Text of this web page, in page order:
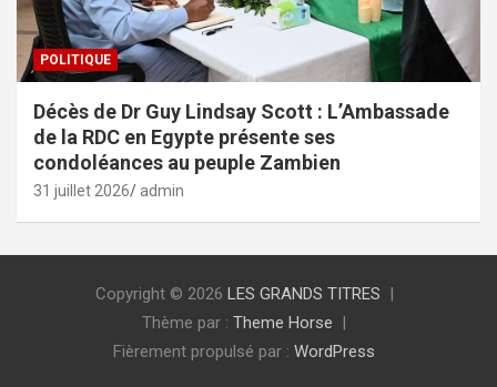
POLITIQUE
Décès de Dr Guy Lindsay Scott : L’Ambassade
de la RDC en Egypte présente ses
condoléances au peuple Zambien
31 juillet 2026 admin
Copyright © 2026 LES GRANDS TITRES
Thème par : Theme Horse
Fièrement propulsé par : WordPress